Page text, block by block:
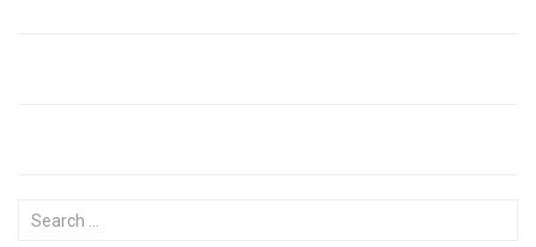
Search for: